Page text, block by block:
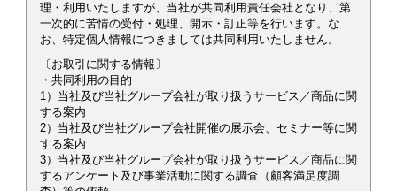
理・利用いたしますが、当社が共同利用責任会社となり、第
一次的に苦情の受付・処理、開示・訂正等を行います。な
お、特定個人情報につきましては共同利用いたしません。
〔お取引に関する情報〕
・共同利用の目的
1）当社及び当社グループ会社が取り扱うサービス／商品に関
する案内
2）当社及び当社グループ会社開催の展示会、セミナー等に関
する案内
3）当社及び当社グループ会社が取り扱うサービス／商品に関
するアンケート及び事業活動に関する調査（顧客満足度調